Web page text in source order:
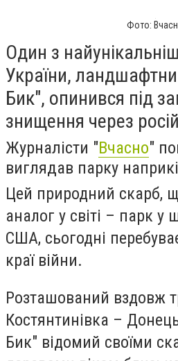
Фото:
Один з
України,
Бик", опинився під
знищення через
Журналісти "Вчасно"
виглядав парку
Цей природний скарб,
аналог у світі – парк у
США, сьогодні
краї війни.
Розташований вздовж
Костянтинівка –
Бик" відомий своїми